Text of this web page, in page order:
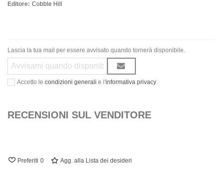
Editore: Cobble Hill
Lascia la tua mail per essere avvisato quando tornerà disponibile.
Accetto le condizioni generali e l'informativa privacy
RECENSIONI SUL VENDITORE
Preferiti 0 Agg. alla Lista dei desideri